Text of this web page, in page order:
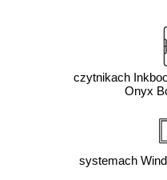
czytnikach
Onyx
systemach